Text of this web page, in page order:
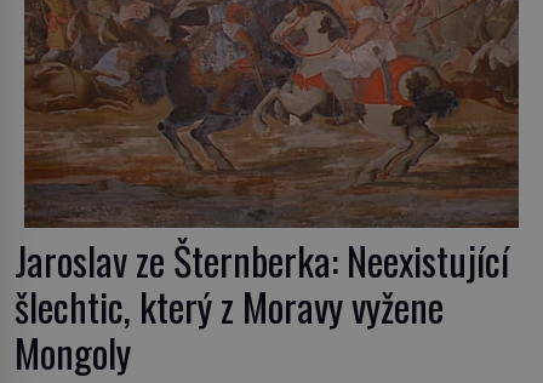
Jaroslav ze Šternberka: Neexistující
šlechtic, který z Moravy vyžene
Mongoly